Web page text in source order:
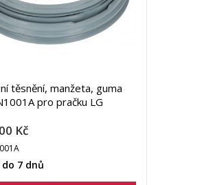
těsnění, manžeta, guma
pro pračku LG
Kč
7 dnů